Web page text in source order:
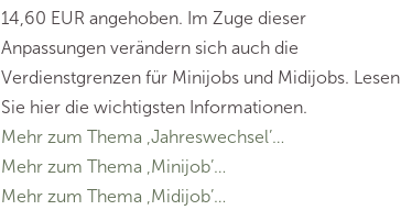
14,60 EUR angehoben. Im Zuge dieser
Anpassungen verändern sich auch die
Verdienstgrenzen für Minijobs und Midijobs. Lesen
Sie hier die wichtigsten Informationen.
Mehr zum Thema ‚Jahreswechsel’…
Mehr zum Thema ‚Minijob’…
Mehr zum Thema ‚Midijob’…